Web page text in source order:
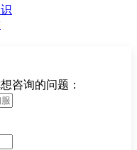
咨询的问题：